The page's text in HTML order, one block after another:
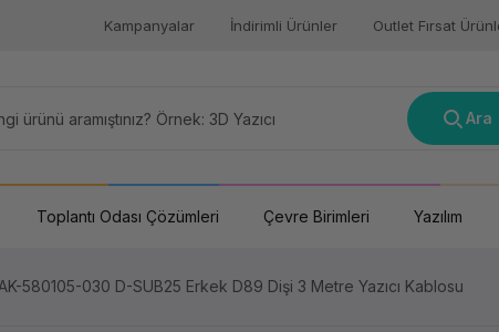
Kampanyalar İndirimli Ürünler Outlet Fırsat
Ara
Toplantı Odası Çözümleri Çevre Birimleri Yazılım
580105-030 D-SUB25 Erkek D89 Dişi 3 Metre Yazıcı Kablosu